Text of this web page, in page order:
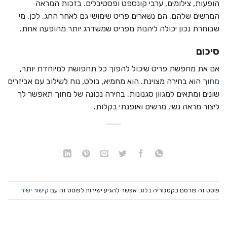
הופעות, צילומים, ערבי קונספט ופסטיבלים. בזכות המראה
המרשים שלהם, הם נשארים פריט שימושי גם לאחר החג. לכן, מי
שבוחרת נכון יכולה ליהנות מפריט שמשדרג יותר מהופעה אחת.
סיכום
אם את מחפשת פריט שיכול להפוך כל תחפושת למיוחדת יותר,
מחוך הוא בחירה מצוינת. הוא מחמיא, בולט, נוח לשילוב עם אביזרים
שונים ומתאים למגוון סגנונות. בחירה נכונה של מחוך תאפשר לך
ליצור מראה נשי, מרשים ואופנתי בקלות.
פוסט זה פורסם בקטגוריה בלוג . אפשר להגיע ישירות לפוסט זה עם קישור ישיר